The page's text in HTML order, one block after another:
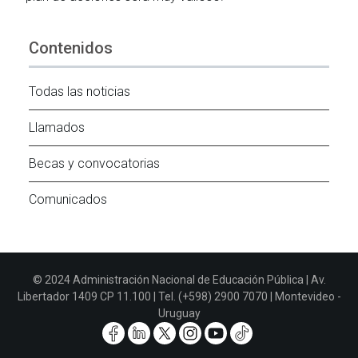
Contenidos
Todas las noticias
Llamados
Becas y convocatorias
Comunicados
© 2024 Administración Nacional de Educación Pública | Av.
Libertador 1409 CP 11.100 | Tel. (+598) 2900 7070 | Montevideo -
Uruguay